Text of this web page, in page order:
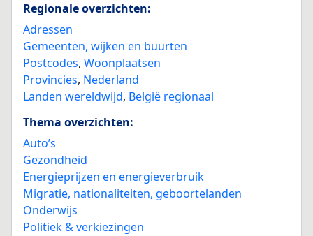
Regionale overzichten:
Adressen
Gemeenten, wijken en buurten
Postcodes, Woonplaatsen
Provincies, Nederland
Landen wereldwijd, België regionaal
Thema overzichten:
Auto’s
Gezondheid
Energieprijzen en energieverbruik
Migratie, nationaliteiten, geboortelanden
Onderwijs
Politiek & verkiezingen